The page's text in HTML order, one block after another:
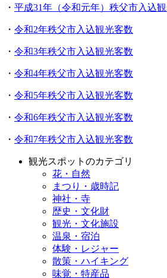
・ 平成31年（令和元年）秩父市入込
・ 令和2年秩父市入込観光客数
・ 令和3年秩父市入込観光客数
・ 令和4年秩父市入込観光客数
・ 令和5年秩父市入込観光客数
・ 令和6年秩父市入込観光客数
・ 令和7年秩父市入込観光客数
観光スポットのカテゴリ
花・自然
まつり・歳時記
神社・寺
歴史・文化財
観光・文化施設
温泉・宿泊
体験・レジャー
散策・ハイキング
味覚・特産品